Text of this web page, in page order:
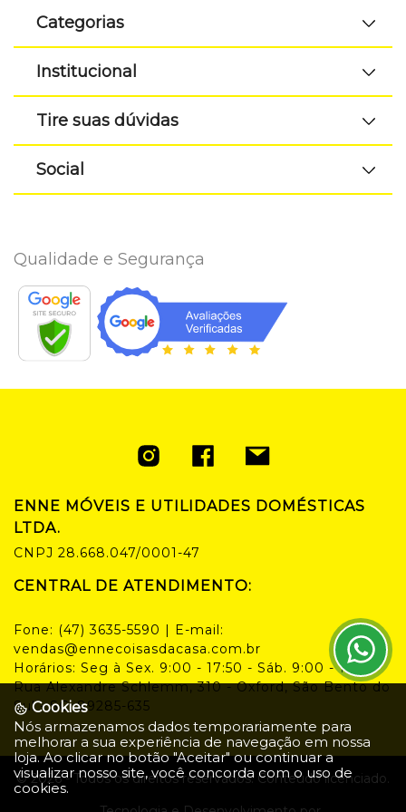
Categorias
Institucional
Tire suas dúvidas
Social
Qualidade e Segurança
ENNE MÓVEIS E UTILIDADES DOMÉSTICAS
LTDA.
CNPJ 28.668.047/0001-47
CENTRAL DE ATENDIMENTO:
Fone: (47) 3635-5590 | E-mail:
vendas@ennecoisasdacasa.com.br
Horários: Seg à Sex. 9:00 - 17:50 - Sáb. 9:00 - 14:00
Rua Alexandre Schlemm, 310 - Oxford, São Bento do
Sul - SC, 89285-635
©2026- Todos os direitos reservados. Conteúdo licenciado.
Cookies
Nós armazenamos dados temporariamente para
melhorar a sua experiência de navegação em nossa
loja. Ao clicar no botão "Aceitar" ou continuar a
visualizar nosso site, você concorda com o uso de
cookies.